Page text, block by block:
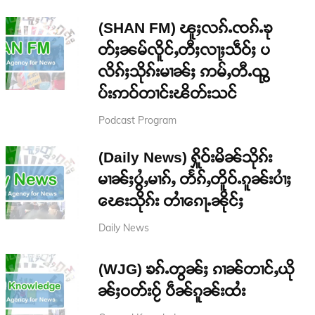
(SHAN FM) ၽူႈလၵ်ႉၸၵ်ႉၶု
တ်ႈၼမ်လိူင်ႇတီႈလႃႈသဵဝ်ႈ ပ
လိၵ်ႈသိုၵ်းမၢၼ်ႈ ဢမ်ႇတီႉၺွ
ပ်းဢဝ်တၢင်းၽိတ်းသင်
Podcast Program
(Daily News) ႁိူဝ်းမိၼ်သိုၵ်း
မၢၼ်ႈပွႆႇမၢၵ်ႇ တႅၵ်ႇတိူဝ်ႉၵူၼ်းပၢႆႈ
ၽေးသိုၵ်း တၢႆၵေႃႉၼိုင်ႈ
Daily News
(WJG) ၶၵ်ႉတွၼ်ႈ ၵၢၼ်တၢင်ႇယို
ၼ်ႈဝတ်းဝႂ် ပဵၼ်ၵူၼ်းထႆး